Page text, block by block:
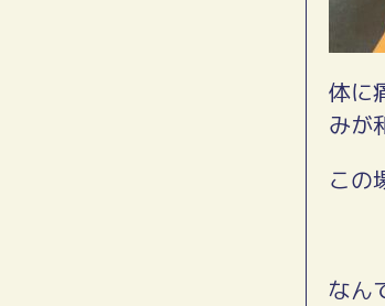
体に
みが
この
なん